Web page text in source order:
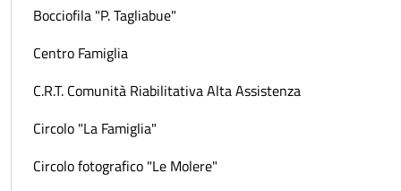
Bocciofila "P. Tagliabue"
Centro Famiglia
C.R.T. Comunità Riabilitativa Alta Assistenza
Circolo "La Famiglia"
Circolo fotografico "Le Molere"